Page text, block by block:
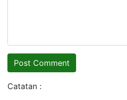
Catatan :